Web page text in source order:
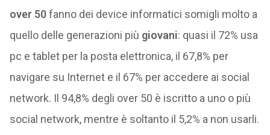
over 50fanno dei device informatici somigli molto a
quello delle generazioni più giovani: quasi il 72% usa
pc e tablet per la posta elettronica, il 67,8% per
navigare su Internet e il 67% per accedere ai social
network. Il 94,8% degli over 50 è iscritto a uno o più
social network, mentre è soltanto il 5,2% a non usarli.